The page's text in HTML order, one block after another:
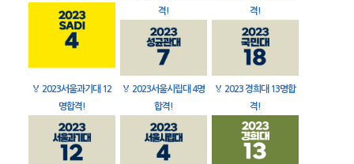
격!
격!
🏅 2023서울과기대 12
명합격!
🏅 2023서울시립대 4명
합격!
🏅 2023 경희대 13명합
격!